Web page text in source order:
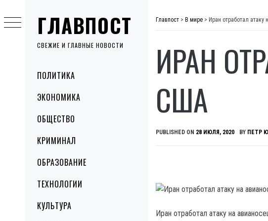
ГЛАВПОСТ
СВЕЖИЕ И ГЛАВНЫЕ НОВОСТИ
MenuПОЛИТИКА
ЭКОНОМИКА
ОБЩЕСТВО
КРИМИНАЛ
ОБРАЗОВАНИЕ
ТЕХНОЛОГИИ
КУЛЬТУРА
to
content
Главпост > В мире > Иран отработал атаку
ИРАН
США
PUBLISHED ON 28 ИЮЛЯ, 2020 BY ПЕТР
Иран отработал атаку на